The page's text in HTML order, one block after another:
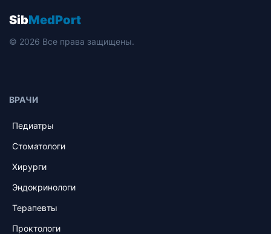
SibMedPort
© 2026 Все права защищены.
ВРАЧИ
Педиатры
Стоматологи
Хирурги
Эндокринологи
Терапевты
Проктологи